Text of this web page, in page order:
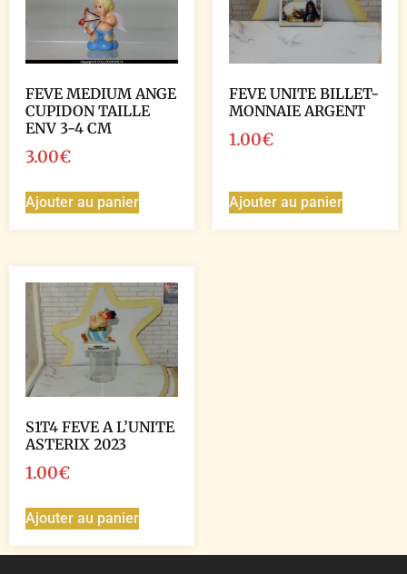
FEVE MEDIUM ANGE
CUPIDON TAILLE
ENV 3-4 CM
3.00€
Ajouter au panier
FEVE UNITE BILLET-
MONNAIE ARGENT
1.00€
Ajouter au panier
S1T4 FEVE A L’UNITE
ASTERIX 2023
1.00€
Ajouter au panier